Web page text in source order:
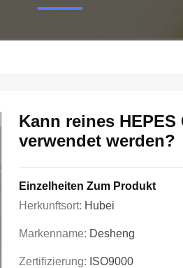
Kann reines
verwendet werden?
Einzelheiten Zum Produkt
Herkunftsort: Hubei
Markenname: Desheng
Zertifizierung: ISO9000